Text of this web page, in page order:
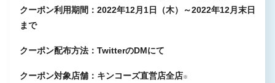
クーポン利用期間：2022年12月1日（木）～2022年12月末日
まで
クーポン配布方法：TwitterのDMにて
クーポン対象店舗：キンコーズ直営店全店※